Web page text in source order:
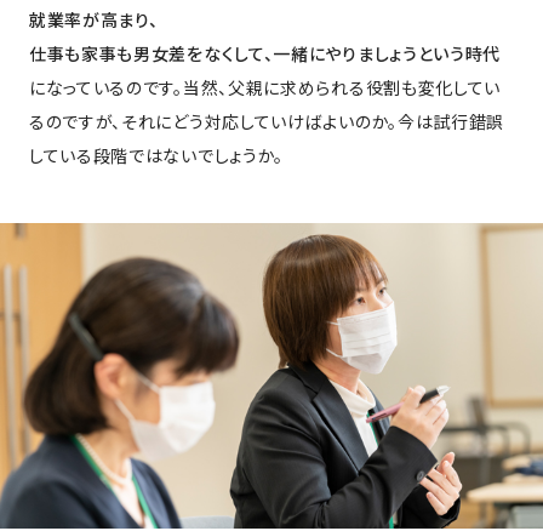
就業率が高まり、
仕事も家事も男女差をなくして、一緒にやりましょうという時代
になっているのです。当然、父親に求められる役割も変化してい
るのですが、それにどう対応していけばよいのか。今は試行錯誤
している段階ではないでしょうか。